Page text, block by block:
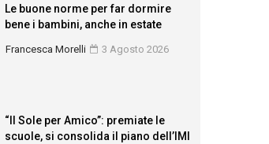
Le buone norme per far dormire
bene i bambini, anche in estate
Francesca Morelli 3 Agosto 2026
“Il Sole per Amico”: premiate le
scuole, si consolida il piano dell’IMI